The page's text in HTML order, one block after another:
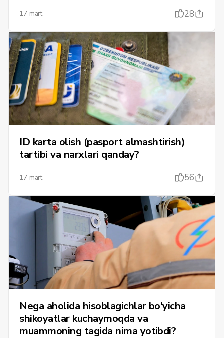
17 mart 28
ID karta olish (pasport almashtirish)
tartibi va narxlari qanday?
17 mart 56
Nega aholida hisoblagichlar bo'yicha
shikoyatlar kuchaymoqda va
muammoning tagida nima yotibdi?